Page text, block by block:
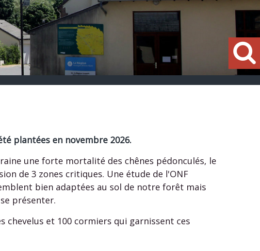
plantées en novembre 2026.
une forte mortalité des chênes pédonculés, le
de 3 zones critiques. Une étude de l'ONF
bien adaptées au sol de notre forêt mais
présenter.
chevelus et 100 cormiers qui garnissent ces